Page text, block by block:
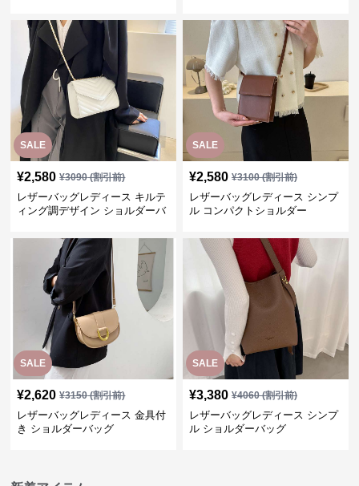
SALE
¥2,580 ¥3090(割引前)
レザーバッグレディース キルテ
ィング調デザイン ショルダーバ
SALE
¥2,580 ¥3100(割引前)
レザーバッグレディース シンプ
ル コンパクトショルダー
SALE
¥2,620 ¥3150(割引前)
レザーバッグレディース 金具付
き ショルダーバッグ
SALE
¥3,380 ¥4060(割引前)
レザーバッグレディース シンプ
ル ショルダーバッグ